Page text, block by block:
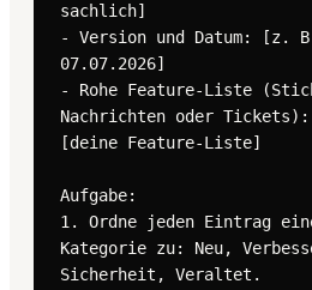
sachlich]
- Version und Datum: [z.
07.07.2026]
- Rohe Feature-Liste
Nachrichten oder Tickets):
[deine Feature-Liste]
Aufgabe:
1. Ordne jeden Eintrag
Kategorie zu: Neu,
Sicherheit, Veraltet.